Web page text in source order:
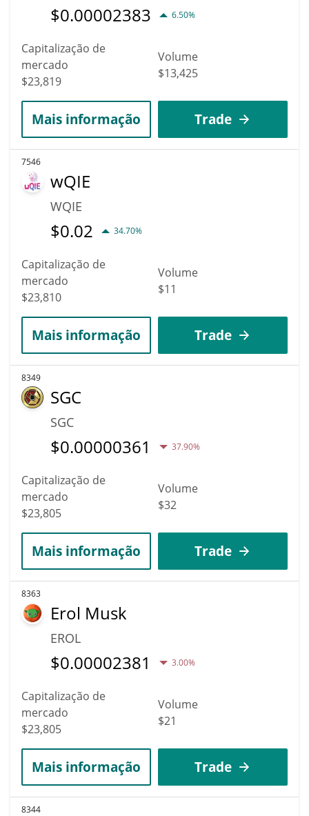
$0.00002383 6.50%
Capitalização de
mercado
$23,819
Volume
$13,425
Mais informação Trade
7546
wQIE
WQIE
$0.02 34.70%
Capitalização de
mercado
$23,810
Volume
$11
Mais informação Trade
8349
SGC
SGC
$0.00000361 37.90%
Capitalização de
mercado
$23,805
Volume
$32
Mais informação Trade
8363
Erol Musk
EROL
$0.00002381 3.00%
Capitalização de
mercado
$23,805
Volume
$21
Mais informação Trade
8344